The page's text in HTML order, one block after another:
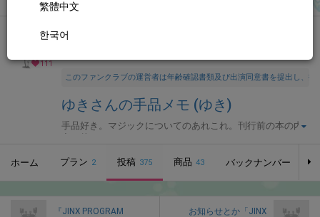
繁體中文
한국어
111
全年齢向け
このファンクラブの運営者は年齢確認書類及び出演同意書を提出し、
ゆきさんの手品メモ (ゆき)
手品好き。マジックについてのあれこれ。刊行前の本の内
ホーム プラン 2 投稿 375 商品 43 バックナンバー
『JINX PROGRAM
お知らせとか「JINX